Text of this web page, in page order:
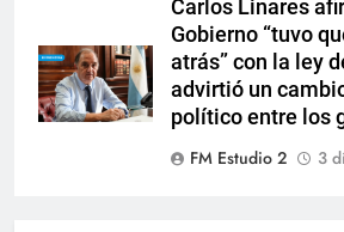
Carlos Linares
Gobierno “tuvo
atrás” con la ley
advirtió un
político entre los
FM Estudio 2
3